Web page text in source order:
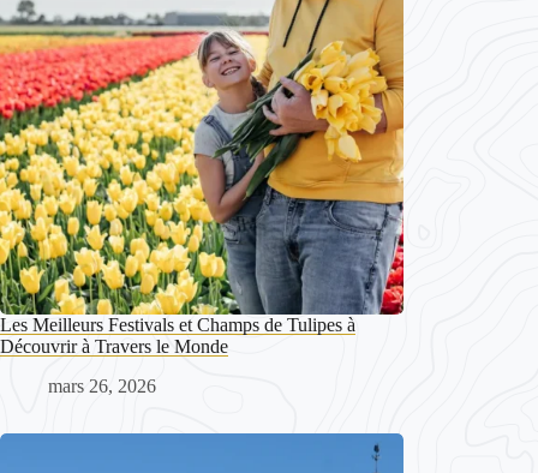
Les Meilleurs Festivals et Champs de Tulipes à
Découvrir à Travers le Monde
mars 26, 2026